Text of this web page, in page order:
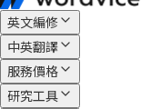
英文編修
中英翻譯
服務價格
研究工具